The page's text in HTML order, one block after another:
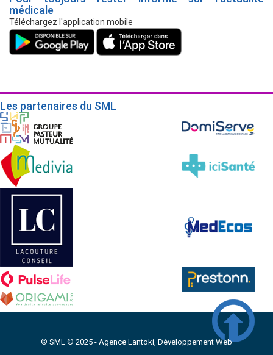
médicale
Téléchargez l'application mobile
Les partenaires du SML
© SML © 2025 - Agence Lantoki, Développement Web